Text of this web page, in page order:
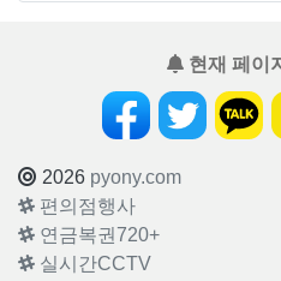
현재 페이
2026 pyony.com
편의점행사
연금복권720+
실시간CCTV